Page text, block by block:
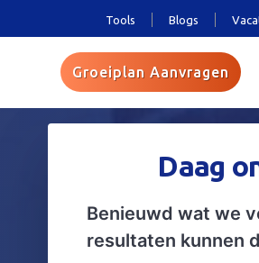
Tools Blogs
Groeiplan Aanvragen
Daag
Benieuwd wat we
resultaten kunnen